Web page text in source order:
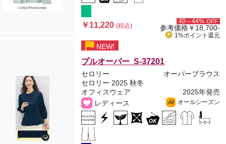
￥11,220(税込)
40～44% OFF
参考価格￥18,700-
1%ポイント 還元
NEW!
プルオーバー S-37201
セロリー
オーバーブラウス
セロリー 2025 秋冬
オフィスウェア
2025年発売
レディース
All オールシーズン